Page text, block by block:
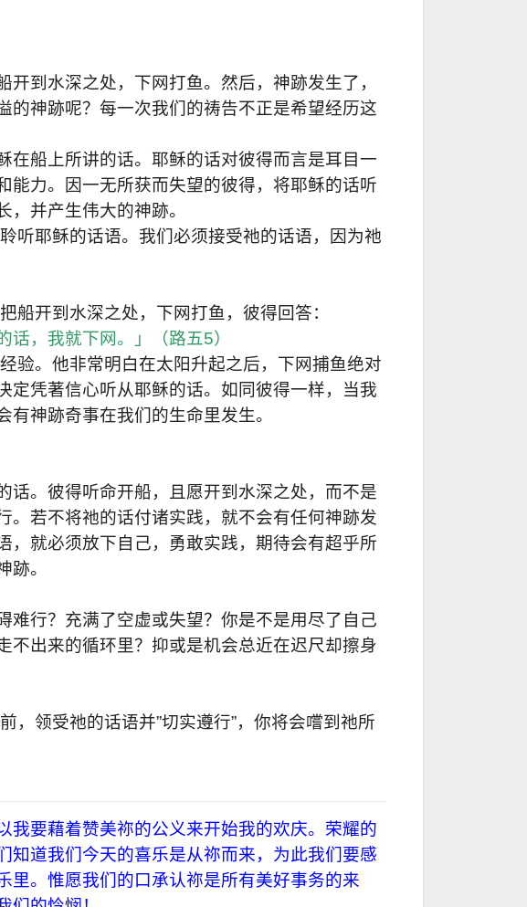
到水深之处，下网打鱼。然后，神跡发生了，
的神跡呢？每一次我们的祷告不正是希望经历这
在船上所讲的话。耶稣的话对彼得而言是耳目一
能力。因一无所获而失望的彼得，将耶稣的话听
并产生伟大的神跡。
听耶稣的话语。我们必须接受祂的话语，因为祂
船开到水深之处，下网打鱼，彼得回答：
，我就下网。」（路五5）
验。他非常明白在太阳升起之后，下网捕鱼绝对
定凭著信心听从耶稣的话。如同彼得一样，当我
神跡奇事在我们的生命里发生。
话。彼得听命开船，且愿开到水深之处，而不是
。若不将祂的话付诸实践，就不会有任何神跡发
，就必须放下自己，勇敢实践，期待会有超乎所
跡。
难行？充满了空虚或失望？你是不是用尽了自己
不出来的循环里？抑或是机会总近在迟尺却擦身
，领受祂的话语并”切实遵行”，你将会嚐到祂所
我要藉着赞美祢的公义来开始我的欢庆。荣耀的
知道我们今天的喜乐是从祢而来，为此我们要感
里。惟愿我们的口承认祢是所有美好事务的来